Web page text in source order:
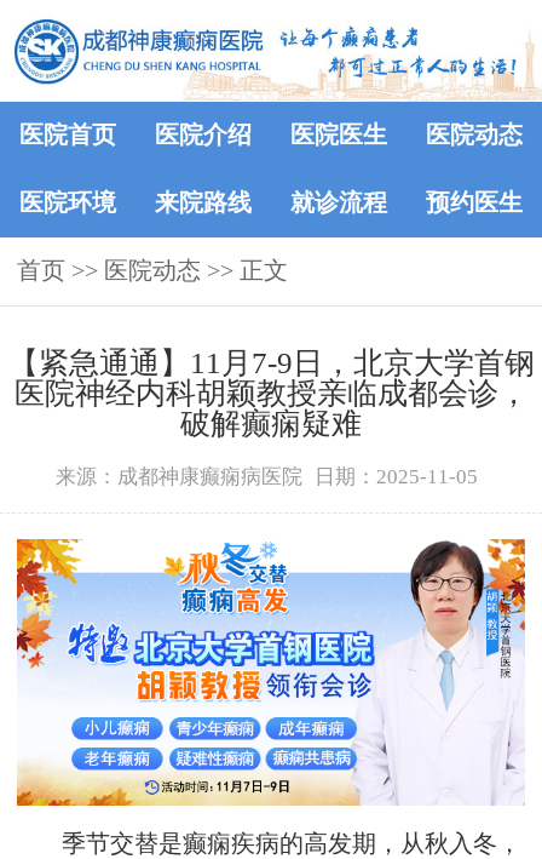
医院首页 医院介绍 医院医生 医院动态
医院环境 来院路线 就诊流程 预约医生
首页 >> 医院动态 >> 正文
【紧急通通】11月7-9日，北京大学首钢
医院神经内科胡颖教授亲临成都会诊，
破解癫痫疑难
来源：成都神康癫痫病医院 日期：2025-11-05
季节交替是癫痫疾病的高发期，从秋入冬，